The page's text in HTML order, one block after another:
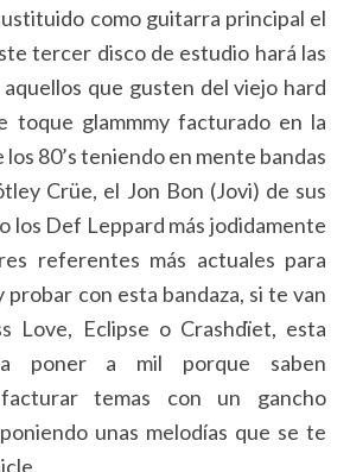
como guitarra principal el
tercer disco de estudio hará las
que gusten del viejo hard
toque glammmy facturado en la
80’s teniendo en mente bandas
Crüe, el Jon Bon (Jovi) de sus
los Def Leppard más jodidamente
referentes más actuales para
con esta bandaza, si te van
Love, Eclipse o Crashdïet, esta
poner a mil porque saben
temas con un gancho
unas melodías que se te